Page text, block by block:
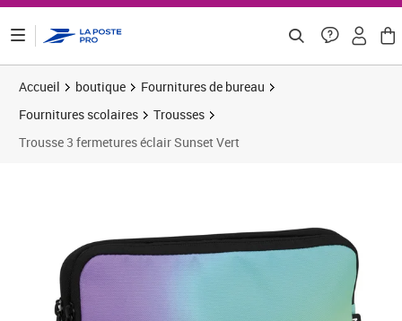
Accueil boutique
Fournitures de bureau
Fournitures scolaires
Trousses
Trousse 3 fermetures éclair Sunset Vert